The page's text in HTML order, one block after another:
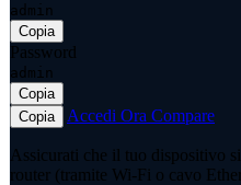
admin
Copia
Password
admin
Copia
Copia
Accedi Ora Compare
Assicurati che il tuo dispositivo
router (tramite Wi-Fi o cavo